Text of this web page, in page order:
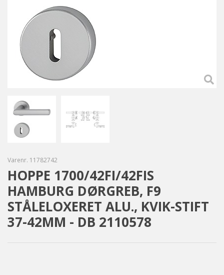
Varenr. 11782742
HOPPE 1700/42FI/42FIS
HAMBURG DØRGREB, F9
STÅLELOXERET ALU., KVIK-STIFT
37-42MM - DB 2110578